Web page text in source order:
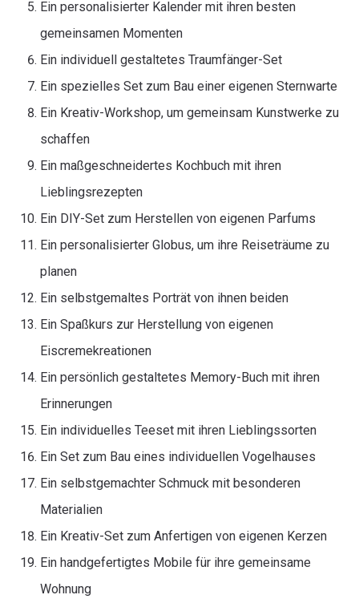
Ein personalisierter Kalender mit ihren besten
gemeinsamen Momenten
Ein individuell gestaltetes Traumfänger-Set
Ein spezielles Set zum Bau einer eigenen Sternwarte
Ein Kreativ-Workshop, um gemeinsam Kunstwerke zu
schaffen
Ein maßgeschneidertes Kochbuch mit ihren
Lieblingsrezepten
Ein DIY-Set zum Herstellen von eigenen Parfums
Ein personalisierter Globus, um ihre Reiseträume zu
planen
Ein selbstgemaltes Porträt von ihnen beiden
Ein Spaßkurs zur Herstellung von eigenen
Eiscremekreationen
Ein persönlich gestaltetes Memory-Buch mit ihren
Erinnerungen
Ein individuelles Teeset mit ihren Lieblingssorten
Ein Set zum Bau eines individuellen Vogelhauses
Ein selbstgemachter Schmuck mit besonderen
Materialien
Ein Kreativ-Set zum Anfertigen von eigenen Kerzen
Ein handgefertigtes Mobile für ihre gemeinsame
Wohnung